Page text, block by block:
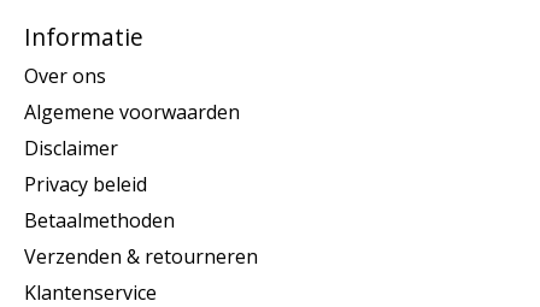
Informatie
Over ons
Algemene voorwaarden
Disclaimer
Privacy beleid
Betaalmethoden
Verzenden & retourneren
Klantenservice